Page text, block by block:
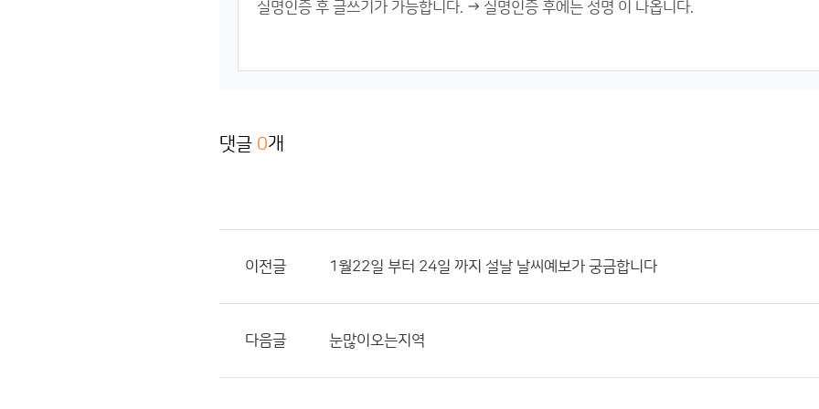
댓글 0개
이전글 1월22일 부터 24일 까지 설날 날씨예보가 궁금합니다
다음글 눈많이오는지역